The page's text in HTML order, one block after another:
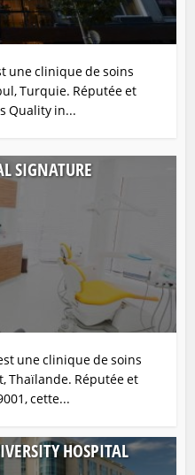
une clinique de soins
Turquie. Réputée et
Quality in...
SIGNATURE
une clinique de soins
Thaïlande. Réputée et
cette...
HOSPITAL